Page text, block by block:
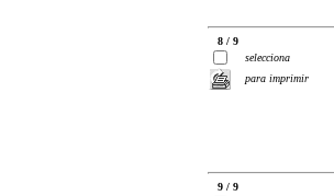
8 / 9
selecciona
para imprimir
9 / 9